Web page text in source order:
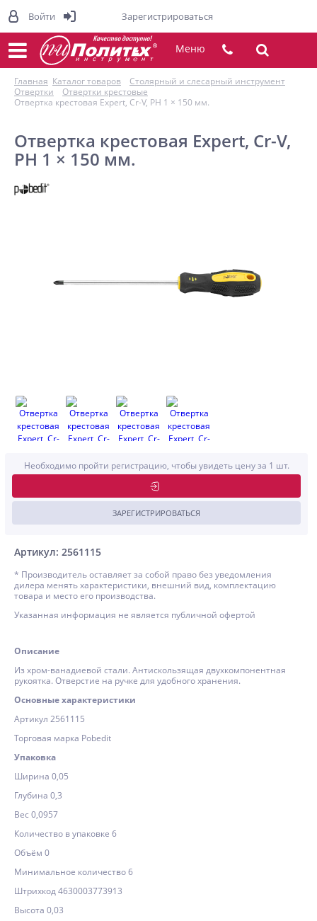
Меню
Главная Каталог товаров
Столярный и слесарный инструмент
Отвертки
Отвертки крестовые
Отвертка крестовая Expert, Cr-V, PH 1 × 150 мм.
Отвертка крестовая Expert, Cr-V,
PH 1 × 150 мм.
Артикул: 2561115
Необходимо пройти регистрацию, чтобы увидеть цену за 1 шт.
ЗАРЕГИСТРИРОВАТЬСЯ
* Производитель оставляет за собой право без уведомления
дилера менять характеристики, внешний вид, комплектацию
товара и место его производства.
Указанная информация не является публичной офертой
Описание
Из хром-ванадиевой стали. Антискользящая двухкомпонентная
рукоятка. Отверстие на ручке для удобного хранения.
Основные характеристики
Артикул 2561115
Торговая марка Pobedit
Упаковка
Ширина 0,05
Глубина 0,3
Вес 0,0957
Количество в упаковке 6
Объём 0
Минимальное количество 6
Штрихкод 4630003773913
Высота 0,03
Войти Зарегистрироваться